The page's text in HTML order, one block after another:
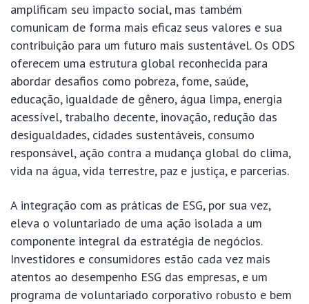
amplificam seu impacto social, mas também
comunicam de forma mais eficaz seus valores e sua
contribuição para um futuro mais sustentável. Os ODS
oferecem uma estrutura global reconhecida para
abordar desafios como pobreza, fome, saúde,
educação, igualdade de gênero, água limpa, energia
acessível, trabalho decente, inovação, redução das
desigualdades, cidades sustentáveis, consumo
responsável, ação contra a mudança global do clima,
vida na água, vida terrestre, paz e justiça, e parcerias.
A integração com as práticas de ESG, por sua vez,
eleva o voluntariado de uma ação isolada a um
componente integral da estratégia de negócios.
Investidores e consumidores estão cada vez mais
atentos ao desempenho ESG das empresas, e um
programa de voluntariado corporativo robusto e bem